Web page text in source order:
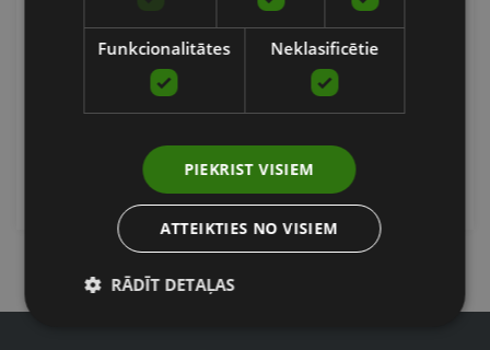
RDX SPORTS
No 48.39€
pievienot grozam
Funkcionalitātes Neklasificētie
PIEKRIST VISIEM
ATTEIKTIES NO VISIEM
RĀDĪT DETAĻAS